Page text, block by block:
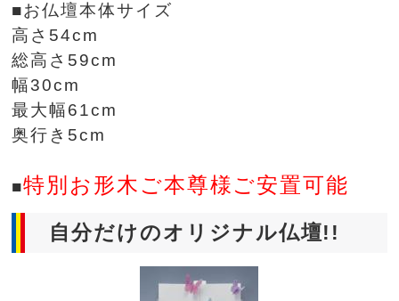
■お仏壇本体サイズ
高さ54cm
総高さ59cm
幅30cm
最大幅61cm
奥行き5cm
■特別お形木ご本尊様ご安置可能
自分だけのオリジナル仏壇!!